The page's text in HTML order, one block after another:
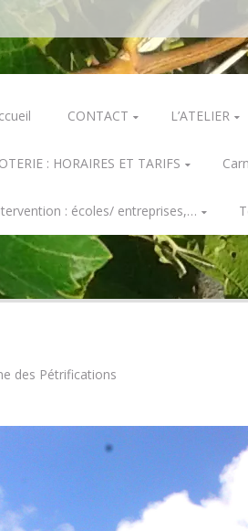
CONTACT L’ATELIER
: HORAIRES ET TARIFS
: écoles/ entreprises,…
des Pétrifications